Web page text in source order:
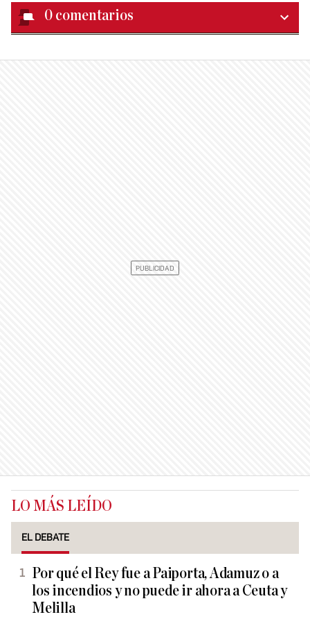
0 comentarios
LO MÁS LEÍDO
EL DEBATE
Por qué el Rey fue a Paiporta, Adamuz o a
los incendios y no puede ir ahora a Ceuta y
Melilla